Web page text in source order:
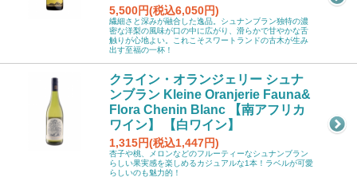
5,500円(税込6,050円)
繊細さと深みが融合した逸品。シュナンブラン独特の濃
密な洋梨の風味が口の中に広がり、滑らかで甘やかな舌
触りが心地よい。これこそスワートランドの古木が生み
出す至福の一杯！
クライン・オランジェリー シュナ
ンブラン Kleine Oranjerie Fauna&
Flora Chenin Blanc 【南アフリカ
ワイン】 【白ワイン】
1,315円(税込1,447円)
杏子や桃、メロンなどのフルーティーなシュナンブラン
らしい果実感を楽しめるカジュアルな1本！ラベルが可愛
らしいのも魅力的！